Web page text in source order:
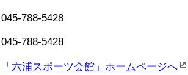
045-788-5428
045-788-5428
「六浦スポーツ会館」ホームページへ